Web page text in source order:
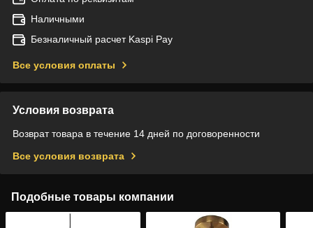
Наличными
Безналичный расчет Kaspi Pay
Все условия оплаты
Условия возврата
Возврат товара в течение 14 дней по договоренности
Все условия возврата
Подобные товары компании